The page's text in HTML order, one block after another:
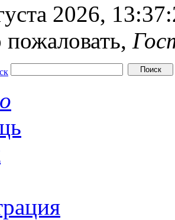
2026,